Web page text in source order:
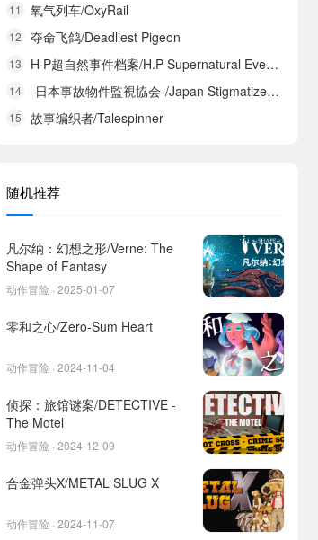
11 氧气列车/OxyRail
12 夺命飞鸽/Deadliest Pigeon
13 H·P超自然事件档案/H.P Supernatural Event Archives
14 -日本事故物件監視協会-/Japan Stigmatized Property3
15 故事编织者/Talespinner
随机推荐
凡尔纳：幻想之形/Verne: The
Shape of Fantasy
动作冒险 · 2025-01-07
零和之心/Zero-Sum Heart
动作冒险 · 2024-11-04
侦探：旅馆谜案/DETECTIVE -
The Motel
动作冒险 · 2024-12-09
合金弹头X/METAL SLUG X
动作冒险 · 2024-11-07